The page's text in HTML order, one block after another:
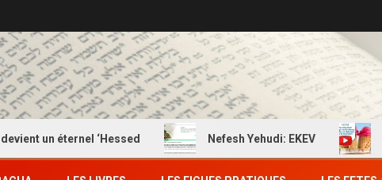
éternel ‘Hessed Nefesh Yehudi: EKEV EKEV: